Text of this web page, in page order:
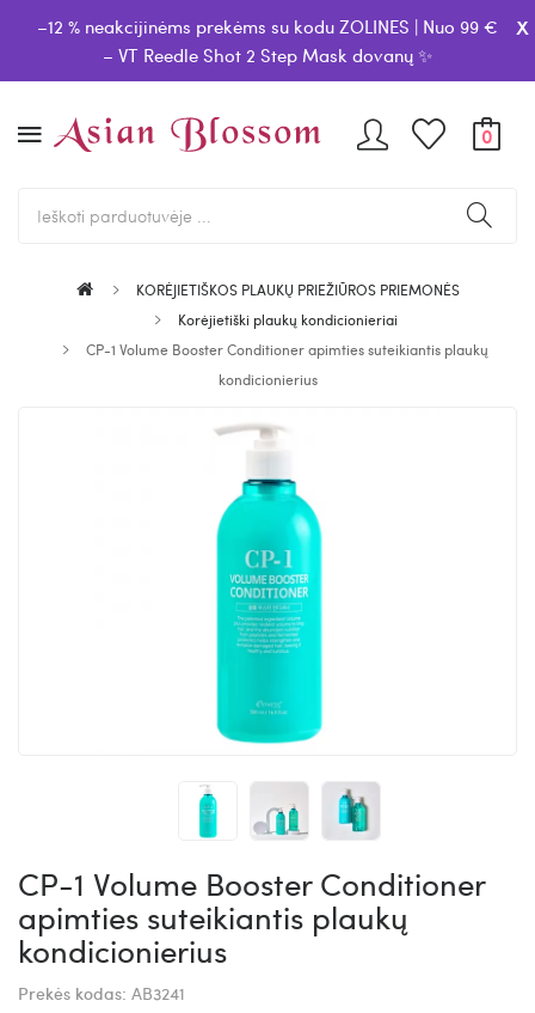
–12 % neakcijinėms prekėms su kodu ZOLINES | Nuo 99 €
– VT Reedle Shot 2 Step Mask dovanų ✨
x
0
KORĖJIETIŠKOS PLAUKŲ PRIEŽIŪROS PRIEMONĖS
Korėjietiški plaukų kondicionieriai
CP-1 Volume Booster Conditioner apimties suteikiantis plaukų
kondicionierius
CP-1 Volume Booster Conditioner
apimties suteikiantis plaukų
kondicionierius
Prekės kodas: AB3241